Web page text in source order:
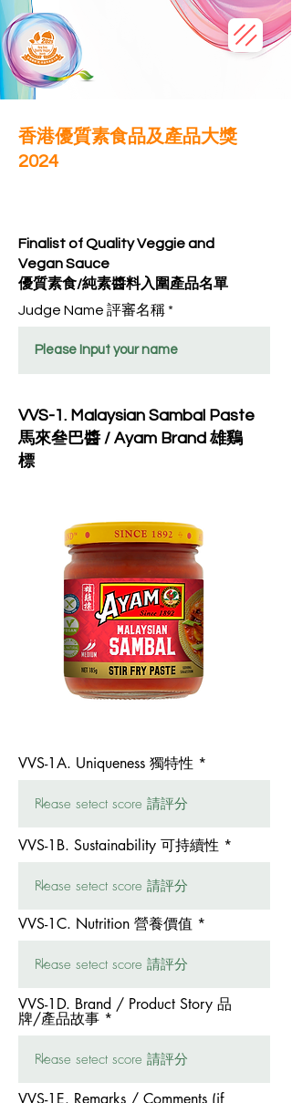
香港優質素食品及產品大獎
2024
Finalist of Quality Veggie and
Vegan Sauce
優質素食/純素醬料入圍產品名單
Judge Name 評審名稱
VVS-1. Malaysian Sambal Paste
馬來叄巴醬 / Ayam Brand 雄鷄
標
VVS-1A. Uniqueness 獨特性
VVS-1B. Sustainability 可持續性
VVS-1C. Nutrition 營養價值
VVS-1D. Brand / Product Story 品
牌/產品故事
VVS-1E. Remarks / Comments (if